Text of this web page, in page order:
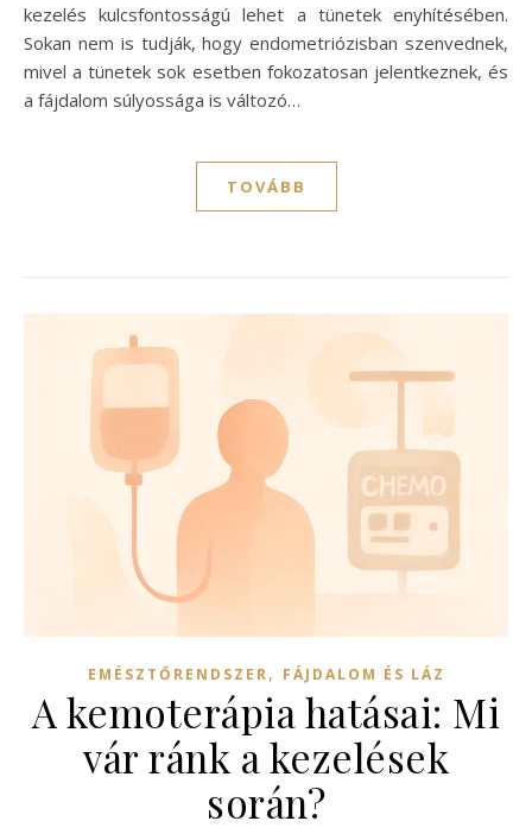
kezelés kulcsfontosságú lehet a tünetek enyhítésében.
Sokan nem is tudják, hogy endometriózisban szenvednek,
mivel a tünetek sok esetben fokozatosan jelentkeznek, és
a fájdalom súlyossága is változó…
TOVÁBB
EMÉSZTŐRENDSZER, FÁJDALOM ÉS LÁZ
A kemoterápia hatásai: Mi
vár ránk a kezelések
során?